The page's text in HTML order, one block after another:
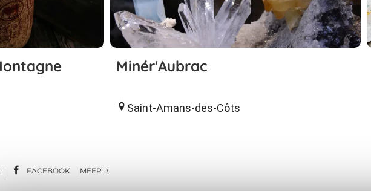
Minér'Aubrac
Saint-Amans-des-Côts
FACEBOOK MEER